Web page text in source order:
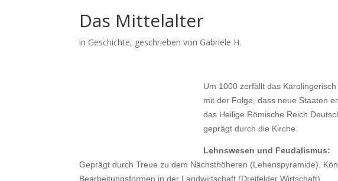
Das Mittelalter
in Geschichte, geschrieben von Gabriele H.
Um 1000 zerfällt das
mit der Folge, dass neue Staaten
das Heilige Römische Reich
geprägt durch die Kirche.
Lehnswesen und Feudalismus:
Geprägt durch Treue zu dem Nächsthöheren (Lehenspyramide).
Bearbeitungsformen in der Landwirtschaft (Dreifelder Wirtschaft)